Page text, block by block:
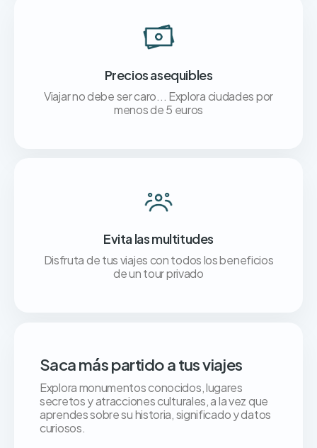
Precios asequibles
Viajar no debe ser caro... Explora ciudades por
menos de 5 euros
Evita las multitudes
Disfruta de tus viajes con todos los beneficios
de un tour privado
Saca más partido a tus viajes
Explora monumentos conocidos, lugares
secretos y atracciones culturales, a la vez que
aprendes sobre su historia, significado y datos
curiosos.